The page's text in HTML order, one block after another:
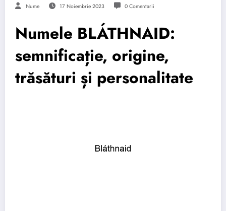
Nume 17 Noiembrie 2023 0 Comentarii
Numele BLÁTHNAID:
semnificație, origine,
trăsături și personalitate